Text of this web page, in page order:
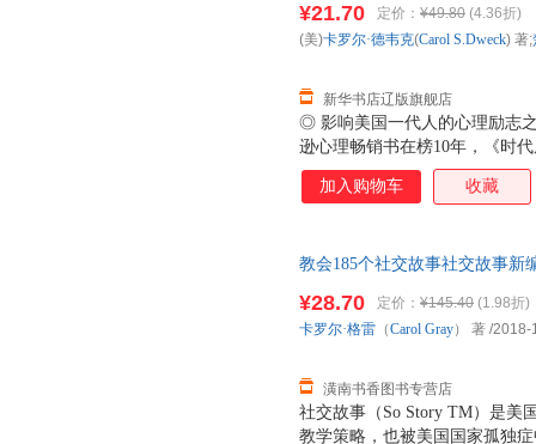
近发货 85%城市次日送达!团购
◎ 影响美国一代人的心理励志
逊心理畅销书在榜10年，《时
比尔?盖茨撰文推荐。 ◎ 斯坦
究成果的经典作品。成功不在
¥21.70 定价： ¥49.80 (4.36折)
新华书店辽版旗舰店
(美)卡罗尔·德韦克(Carol S.Dweck) 著;
加入购物车 收藏
教会185个社交故事社交故事新
社交故事（So Story TM）是美
教学策略，也被美国国家孤独
¥28.70 定价： ¥145.40 (1.98折)
潢南书香图书专营店
卡罗尔·格雷 （Carol Gray） 著 /2018-